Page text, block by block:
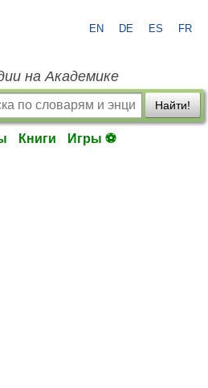
EN DE ES FR
на Академике
Найти!
Книги Игры ⚽